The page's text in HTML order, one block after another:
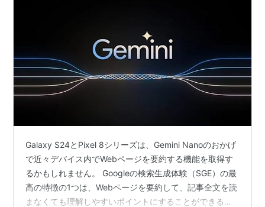
Galaxy S24とPixel 8シリーズは、Gemini Nanoのおかげ
で近々デバイス内でWebページを要約する機能を取得す
るかもしれません。 Googleの検索生成体験（SGE）の最
高の特徴の1つは、Webページを要約して、記事全文を読
まなくても理解しやすいポイントにすることができると